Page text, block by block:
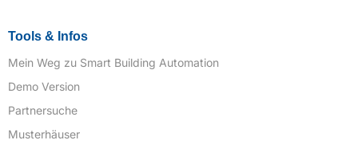
Tools & Infos
Mein Weg zu Smart Building Automation
Demo Version
Partnersuche
Musterhäuser